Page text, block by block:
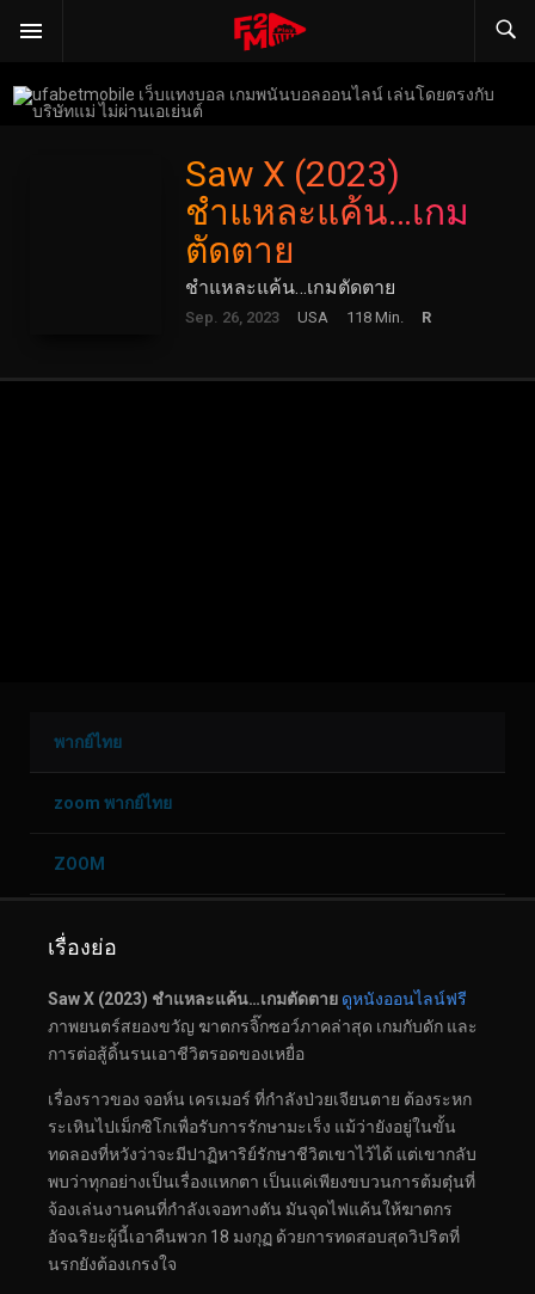
Saw X (2023)
ชำแหละแค้น…เกม
ตัดตาย
ชำแหละแค้น…เกมตัดตาย
Sep. 26, 2023 USA 118 Min. R
พากย์ไทย
zoom พากย์ไทย
ZOOM
เรื่องย่อ
Saw X (2023) ชำแหละแค้น…เกมตัดตาย ดูหนังออนไลน์ฟรี
ภาพยนตร์สยองขวัญ ฆาตกรจิ๊กซอว์ภาคล่าสุด เกมกับดัก และ
การต่อสู้ดิ้นรนเอาชีวิตรอดของเหยื่อ
เรื่องราวของ จอห์น เครเมอร์ ที่กำลังป่วยเจียนตาย ต้องระหก
ระเหินไปเม็กซิโกเพื่อรับการรักษามะเร็ง แม้ว่ายังอยู่ในขั้น
ทดลองที่หวังว่าจะมีปาฏิหาริย์รักษาชีวิตเขาไว้ได้ แต่เขากลับ
พบว่าทุกอย่างเป็นเรื่องแหกตา เป็นแค่เพียงขบวนการต้มตุ๋นที่
จ้องเล่นงานคนที่กำลังเจอทางตัน มันจุดไฟแค้นให้ฆาตกร
อัจฉริยะผู้นี้เอาคืนพวก 18 มงกุฏ ด้วยการทดสอบสุดวิปริตที่
นรกยังต้องเกรงใจ